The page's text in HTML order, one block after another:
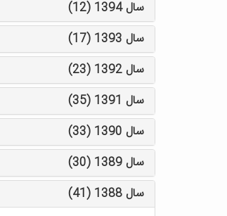
سال 1394 (12)
سال 1393 (17)
سال 1392 (23)
سال 1391 (35)
سال 1390 (33)
سال 1389 (30)
سال 1388 (41)